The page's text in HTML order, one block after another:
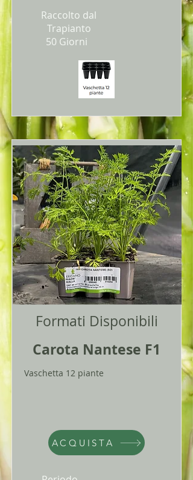
Raccolto dal
Trapianto
50 Giorni
Formati Disponibili
Carota Nantese F1
Vaschetta 12 piante
ACQUISTA